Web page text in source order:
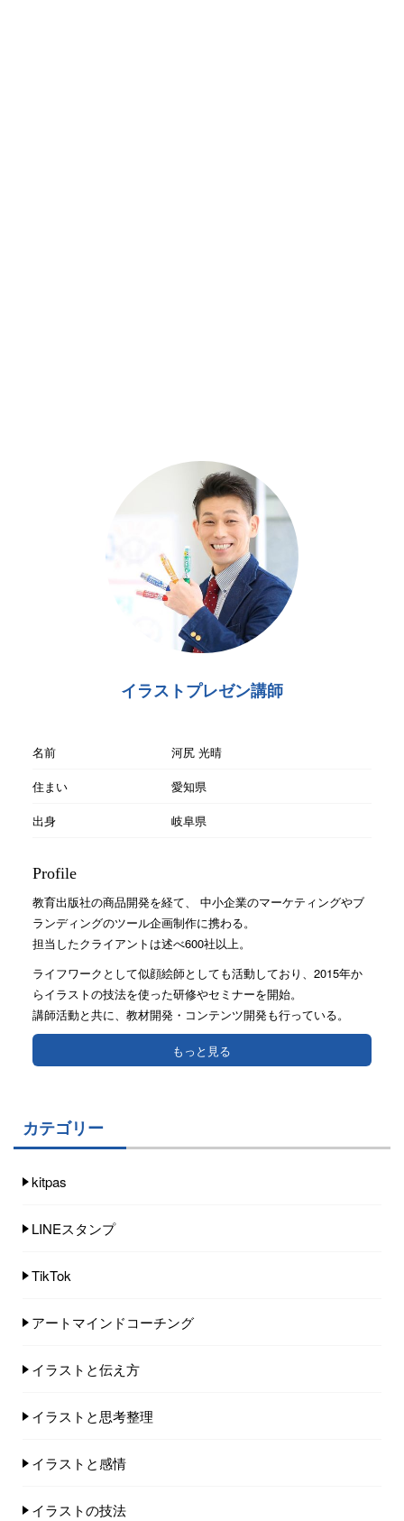
イラストプレゼン講師
名前
河尻 光晴
住まい
愛知県
出身
岐阜県
Profile
教育出版社の商品開発を経て、 中小企業のマーケティングやブ
ランディングのツール企画制作に携わる。
担当したクライアントは述べ600社以上。
ライフワークとして似顔絵師としても活動しており、2015年か
らイラストの技法を使った研修やセミナーを開始。
講師活動と共に、教材開発・コンテンツ開発も行っている。
もっと見る
カテゴリー
kitpas
LINEスタンプ
TikTok
アートマインドコーチング
イラストと伝え方
イラストと思考整理
イラストと感情
イラストの技法